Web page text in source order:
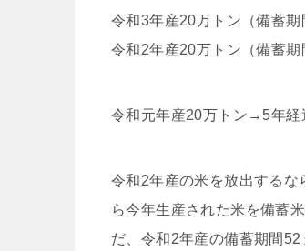
令和3年産20万トン（備蓄期
令和2年産20万トン（備蓄期
令和元年産20万トン→5年経
令和2年産の米を放出する
ら今年生産された米を備蓄
だ、令和2年産の備蓄期間52